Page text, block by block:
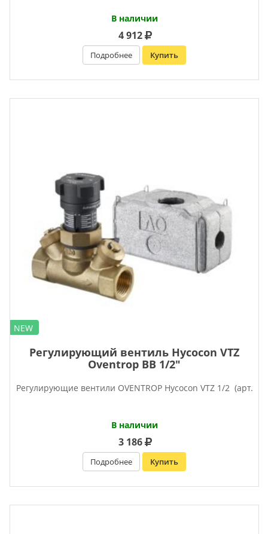
В наличии
4 912
Подробнее Купить
NEW
Регулирующий вентиль Hycocon VTZ
Oventrop ВВ 1/2″
Регулирующие вентили OVENTROP Hycocon VTZ 1/2 (арт.
В наличии
3 186
Подробнее Купить